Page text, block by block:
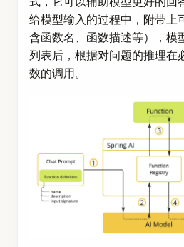
给模型输入的过程中，附带上
含函数名、函数描述等），模
列表后，根据对问题的推理在
数的调用。